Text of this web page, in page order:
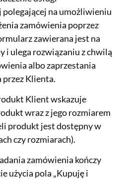
na umożliwieniu
zamówienia poprzez
zawierana jest na
i ulega rozwiązaniu z chwilą
albo zaprzestania
przez Klienta.
Klient wskazuje
wraz z jego rozmiarem
produkt jest dostępny w
czy rozmiarach).
zamówienia kończy
użycia pola „Kupuję i